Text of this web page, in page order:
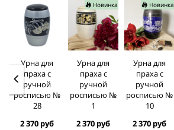
Урна для
праха с
ручной
росписью №
28
2 370 руб
Новинка
Урна для
праха с
ручной
росписью №
1
2 370 руб
Новинка
Урна для
праха с
ручной
росписью №
10
2 370 руб